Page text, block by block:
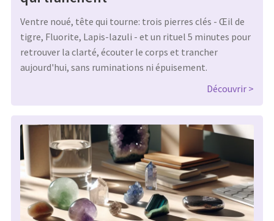
Ventre noué, tête qui tourne: trois pierres clés - Œil de
tigre, Fluorite, Lapis-lazuli - et un rituel 5 minutes pour
retrouver la clarté, écouter le corps et trancher
aujourd'hui, sans ruminations ni épuisement.
Découvrir